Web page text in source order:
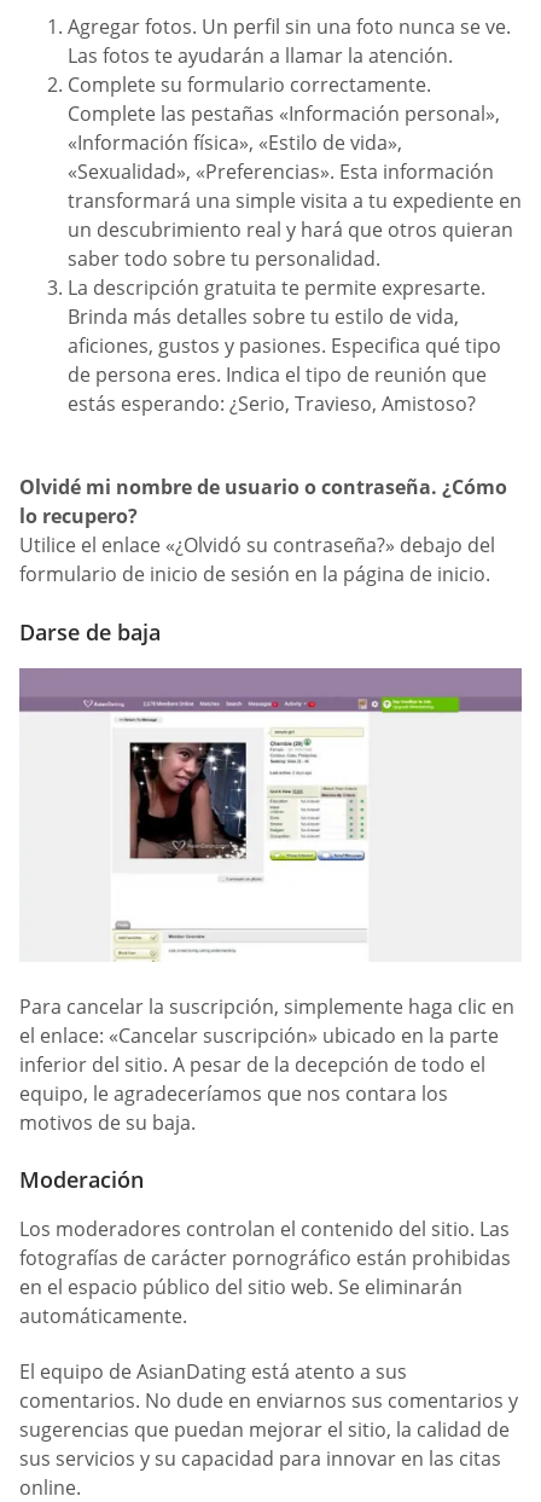
Agregar fotos. Un perfil sin una foto nunca se ve.
Las fotos te ayudarán a llamar la atención.
Complete su formulario correctamente.
Complete las pestañas «Información personal»,
«Información física», «Estilo de vida»,
«Sexualidad», «Preferencias». Esta información
transformará una simple visita a tu expediente en
un descubrimiento real y hará que otros quieran
saber todo sobre tu personalidad.
La descripción gratuita te permite expresarte.
Brinda más detalles sobre tu estilo de vida,
aficiones, gustos y pasiones. Especifica qué tipo
de persona eres. Indica el tipo de reunión que
estás esperando: ¿Serio, Travieso, Amistoso?
Olvidé mi nombre de usuario o contraseña. ¿Cómo
lo recupero?
Utilice el enlace «¿Olvidó su contraseña?» debajo del
formulario de inicio de sesión en la página de inicio.
Darse de baja
Para cancelar la suscripción, simplemente haga clic en
el enlace: «Cancelar suscripción» ubicado en la parte
inferior del sitio. A pesar de la decepción de todo el
equipo, le agradeceríamos que nos contara los
motivos de su baja.
Moderación
Los moderadores controlan el contenido del sitio. Las
fotografías de carácter pornográfico están prohibidas
en el espacio público del sitio web. Se eliminarán
automáticamente.
El equipo de AsianDating está atento a sus
comentarios. No dude en enviarnos sus comentarios y
sugerencias que puedan mejorar el sitio, la calidad de
sus servicios y su capacidad para innovar en las citas
online.